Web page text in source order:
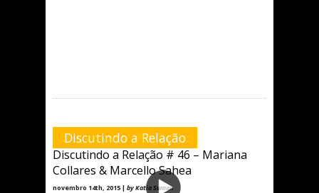
Discutindo a Relação
Discutindo a Relação # 46 – Mariana
Collares & Marcello Sahea
novembro 14th, 2015 | by Katia Suman